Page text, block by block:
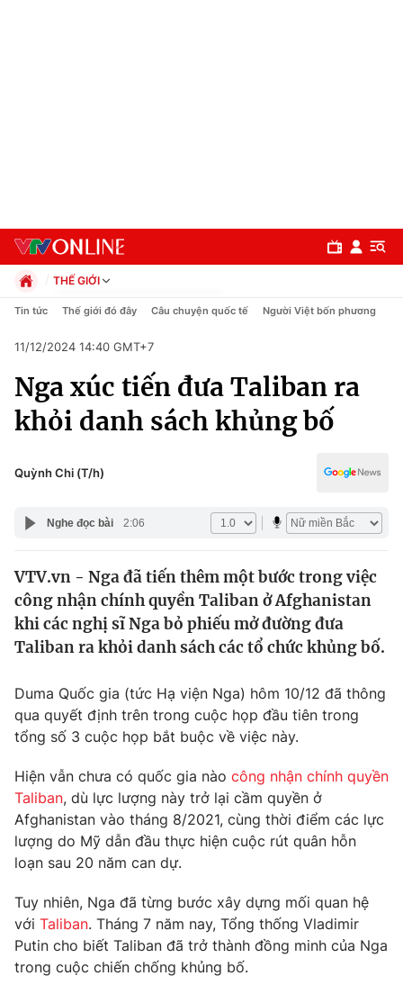
Chuyên mục
Chính trị
Pháp luật
Thế giới
Tin tức
Thế giới đó đây
Câu chuyện quốc tế
Tài chính
Thị trường
Góc doanh nghiệp
Dữ liệu và đời sống
Truyền hình
Phim VTV
Hậu trường
Khán giả
Giải sao mai
Giải trí
Điện ảnh
Âm nhạc
Sao
Du lịch
Làm đẹp
Giáo dục
Tuyển sinh
THẾ GIỚI
Chính trị
Pháp luật
Kinh tế
Thể thao
Truyền hình
Y tế
Công nghệ
Tin tức Thế giới đó đây Câu chuyện quốc tế Người Việt bốn phương
11/12/2024 14:40 GMT+7
Nga xúc tiến đưa Taliban ra
khỏi danh sách khủng bố
Quỳnh Chi (T/h)
Nghe đọc bài 2:06
VTV.vn - Nga đã tiến thêm một bước trong việc
công nhận chính quyền Taliban ở Afghanistan
khi các nghị sĩ Nga bỏ phiếu mở đường đưa
Taliban ra khỏi danh sách các tổ chức khủng bố.
Duma Quốc gia (tức Hạ viện Nga) hôm 10/12 đã thông
qua quyết định trên trong cuộc họp đầu tiên trong
tổng số 3 cuộc họp bắt buộc về việc này.
Hiện vẫn chưa có quốc gia nào công nhận chính quyền
Taliban, dù lực lượng này trở lại cầm quyền ở
Afghanistan vào tháng 8/2021, cùng thời điểm các lực
lượng do Mỹ dẫn đầu thực hiện cuộc rút quân hỗn
loạn sau 20 năm can dự.
Tuy nhiên, Nga đã từng bước xây dựng mối quan hệ
với Taliban. Tháng 7 năm nay, Tổng thống Vladimir
Putin cho biết Taliban đã trở thành đồng minh của Nga
trong cuộc chiến chống khủng bố.